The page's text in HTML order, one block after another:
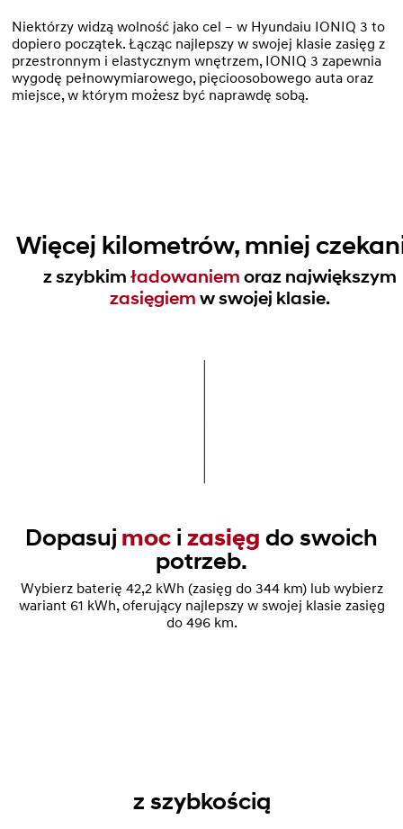
Niektórzy widzą wolność jako cel – w Hyundaiu IONIQ 3 to
dopiero początek. Łącząc najlepszy w swojej klasie zasięg z
przestronnym i elastycznym wnętrzem, IONIQ 3 zapewnia
wygodę pełnowymiarowego, pięcioosobowego auta oraz
miejsce, w którym możesz być naprawdę sobą.
Więcej kilometrów, mniej
z szybkim ładowaniem oraz największym
zasięgiem w swojej klasie.
Dopasuj moc i zasięg do swoich
potrzeb.
Wybierz baterię 42,2 kWh (zasięg do 344 km) lub wybierz
wariant 61 kWh, oferujący najlepszy w swojej klasie zasięg
do 496 km.
z szybkością